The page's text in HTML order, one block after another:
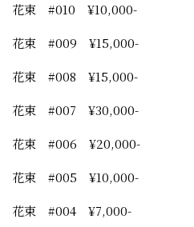
花束 #010 ¥10,000-
花束 #009 ¥15,000-
花束 #008 ¥15,000-
花束 #007 ¥30,000-
花束 #006 ¥20,000-
花束 #005 ¥10,000-
花束 #004 ¥7,000-